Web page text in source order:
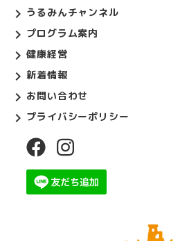
うるみんチャンネル
プログラム案内
健康経営
新着情報
お問い合わせ
プライバシーポリシー